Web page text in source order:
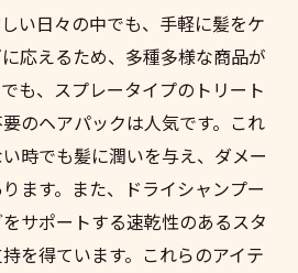
い日々の中でも、手軽に髪をケ
応えるため、多種多様な商品が
も、スプレータイプのトリート
のヘアパックは人気です。これ
時でも髪に潤いを与え、ダメー
ます。また、ドライシャンプー
サポートする速乾性のあるスタ
を得ています。これらのアイテ